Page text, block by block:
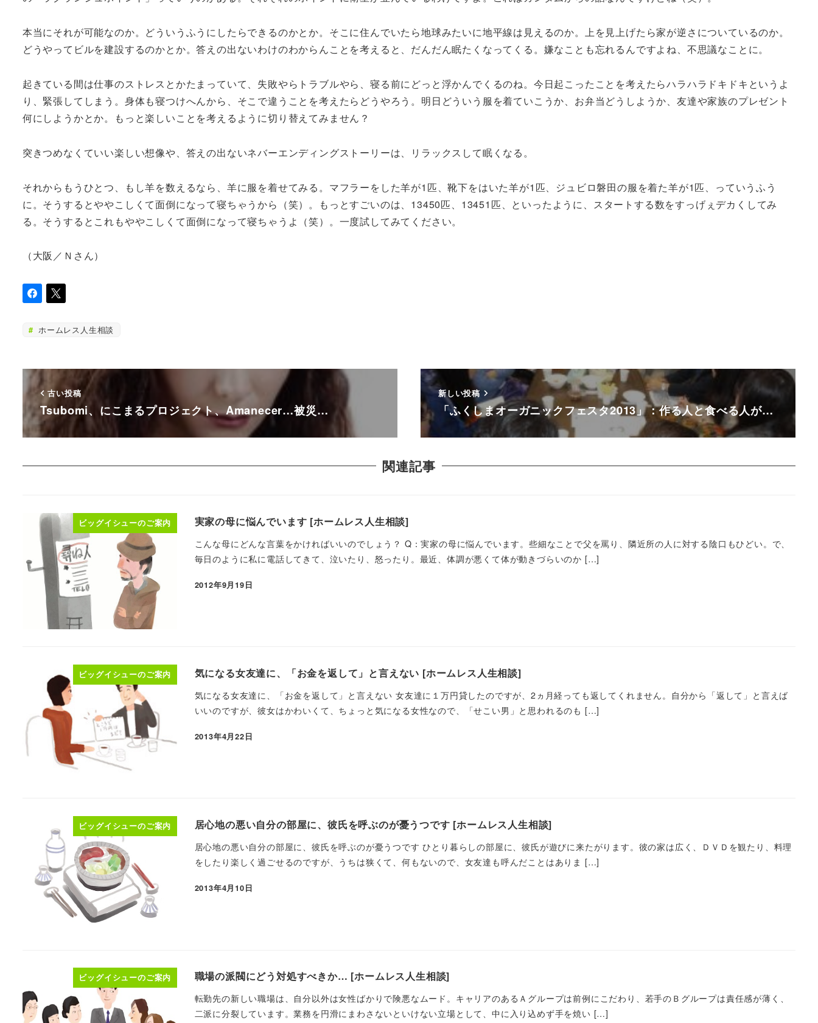
本当にそれが可能なのか。どういうふうにしたらできるのかとか。そこに住んでいたら地球みたいに地平線は見えるのか。上を見上げたら家が逆さについているのか。
どうやってビルを建設するのかとか。答えの出ないわけのわからんことを考えると、だんだん眠たくなってくる。嫌なことも忘れるんですよね、不思議なことに。
起きている間は仕事のストレスとかたまっていて、失敗やらトラブルやら、寝る前にどっと浮かんでくるのね。今日起こったことを考えたらハラハラドキドキというよ
り、緊張してしまう。身体も寝つけへんから、そこで違うことを考えたらどうやろう。明日どういう服を着ていこうか、お弁当どうしようか、友達や家族のプレゼント
何にしようかとか。もっと楽しいことを考えるように切り替えてみません？
突きつめなくていい楽しい想像や、答えの出ないネバーエンディングストーリーは、リラックスして眠くなる。
それからもうひとつ、もし羊を数えるなら、羊に服を着せてみる。マフラーをした羊が1匹、靴下をはいた羊が1匹、ジュビロ磐田の服を着た羊が1匹、っていうふう
に。そうするとややこしくて面倒になって寝ちゃうから（笑）。もっとすごいのは、13450匹、13451匹、といったように、スタートする数をすっげぇデカくしてみ
る。そうするとこれもややこしくて面倒になって寝ちゃうよ（笑）。一度試してみてください。
（大阪／Ｎさん）
ホームレス人生相談
古い投稿
Tsubomi、にこまるプロジェクト、Amanecer…被災…
新しい投稿
「ふくしまオーガニックフェスタ2013」：作る人と食べる人が…
関連記事
ビッグイシューのご案内 実家の母に悩んでいます [ホームレス人生相談]
こんな母にどんな言葉をかければいいのでしょう？ Q：実家の母に悩んでいます。些細なことで父を罵り、隣近所の人に対する陰口もひどい。で、
毎日のように私に電話してきて、泣いたり、怒ったり。最近、体調が悪くて体が動きづらいのか […]
2012年9月19日
ビッグイシューのご案内 気になる女友達に、「お金を返して」と言えない [ホームレス人生相談]
気になる女友達に、「お金を返して」と言えない 女友達に１万円貸したのですが、2ヵ月経っても返してくれません。自分から「返して」と言えば
いいのですが、彼女はかわいくて、ちょっと気になる女性なので、「せこい男」と思われるのも […]
2013年4月22日
ビッグイシューのご案内 居心地の悪い自分の部屋に、彼氏を呼ぶのが憂うつです [ホームレス人生相談]
居心地の悪い自分の部屋に、彼氏を呼ぶのが憂うつです ひとり暮らしの部屋に、彼氏が遊びに来たがります。彼の家は広く、ＤＶＤを観たり、料理
をしたり楽しく過ごせるのですが、うちは狭くて、何もないので、女友達も呼んだことはありま […]
2013年4月10日
ビッグイシューのご案内 職場の派閥にどう対処すべきか… [ホームレス人生相談]
転勤先の新しい職場は、自分以外は女性ばかりで険悪なムード。キャリアのあるＡグループは前例にこだわり、若手のＢグループは責任感が薄く、
二派に分裂しています。業務を円滑にまわさないといけない立場として、中に入り込めず手を焼い […]